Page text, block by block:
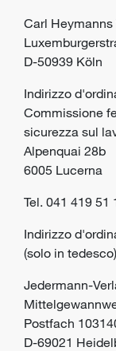
Carl Heymanns
D-50939 Köln
Indirizzo
Commissione
sicurezza sul
Alpenquai 28b
6005 Lucerna
Tel. 041 419 51
Indirizzo
(solo in tedesco)
Jedermann-
Postfach
D-69021